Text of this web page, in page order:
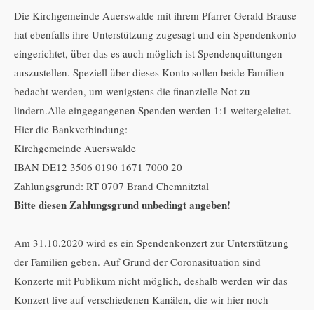
Die Kirchgemeinde Auerswalde mit ihrem Pfarrer Gerald Brause
hat ebenfalls ihre Unterstützung zugesagt und ein Spendenkonto
eingerichtet, über das es auch möglich ist Spendenquittungen
auszustellen. Speziell über dieses Konto sollen beide Familien
bedacht werden, um wenigstens die finanzielle Not zu
lindern.Alle eingegangenen Spenden werden 1:1 weitergeleitet.
Hier die Bankverbindung:
Kirchgemeinde Auerswalde
IBAN DE12 3506 0190 1671 7000 20
Zahlungsgrund: RT 0707 Brand Chemnitztal
Bitte diesen Zahlungsgrund unbedingt angeben!
Am 31.10.2020 wird es ein Spendenkonzert zur Unterstützung
der Familien geben. Auf Grund der Coronasituation sind
Konzerte mit Publikum nicht möglich, deshalb werden wir das
Konzert live auf verschiedenen Kanälen, die wir hier noch